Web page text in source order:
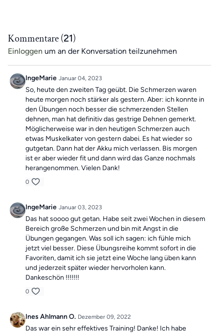
Kommentare (21)
Einloggen um an der Konversation teilzunehmen
IngeMarie Januar 04, 2023
So, heute den zweiten Tag geübt. Die Schmerzen waren
heute morgen noch stärker als gestern. Aber: ich konnte in
den Übungen noch besser die schmerzenden Stellen
dehnen, man hat definitiv das gestrige Dehnen gemerkt.
Möglicherweise war in den heutigen Schmerzen auch
etwas Muskelkater von gestern dabei. Es hat wieder so
gutgetan. Dann hat der Akku mich verlassen. Bis morgen
ist er aber wieder fit und dann wird das Ganze nochmals
herangenommen. Vielen Dank!
0
IngeMarie Januar 03, 2023
Das hat soooo gut getan. Habe seit zwei Wochen in diesem
Bereich große Schmerzen und bin mit Angst in die
Übungen gegangen. Was soll ich sagen: ich fühle mich
jetzt viel besser. Diese Übungsreihe kommt sofort in die
Favoriten, damit ich sie jetzt eine Woche lang üben kann
und jederzeit später wieder hervorholen kann.
Dankeschön !!!!!!!
0
Ines Ahlmann O. Dezember 09, 2022
Das war ein sehr effektives Training! Danke! Ich habe